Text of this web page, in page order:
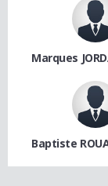
Marques
Baptiste